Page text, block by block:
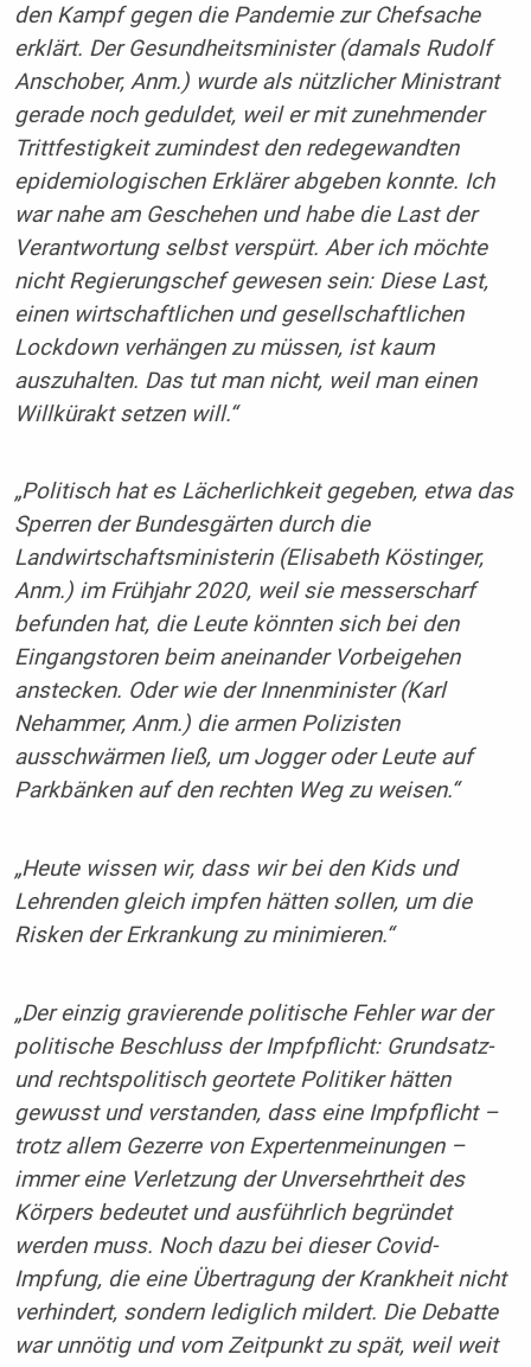
den Kampf gegen die Pandemie zur Chefsache
erklärt. Der Gesundheitsminister (damals Rudolf
Anschober, Anm.) wurde als nützlicher Ministrant
gerade noch geduldet, weil er mit zunehmender
Trittfestigkeit zumindest den redegewandten
epidemiologischen Erklärer abgeben konnte. Ich
war nahe am Geschehen und habe die Last der
Verantwortung selbst verspürt. Aber ich möchte
nicht Regierungschef gewesen sein: Diese Last,
einen wirtschaftlichen und gesellschaftlichen
Lockdown verhängen zu müssen, ist kaum
auszuhalten. Das tut man nicht, weil man einen
Willkürakt setzen will.“
„Politisch hat es Lächerlichkeit gegeben, etwa das
Sperren der Bundesgärten durch die
Landwirtschaftsministerin (Elisabeth Köstinger,
Anm.) im Frühjahr 2020, weil sie messerscharf
befunden hat, die Leute könnten sich bei den
Eingangstoren beim aneinander Vorbeigehen
anstecken. Oder wie der Innenminister (Karl
Nehammer, Anm.) die armen Polizisten
ausschwärmen ließ, um Jogger oder Leute auf
Parkbänken auf den rechten Weg zu weisen.“
„Heute wissen wir, dass wir bei den Kids und
Lehrenden gleich impfen hätten sollen, um die
Risken der Erkrankung zu minimieren.“
„Der einzig gravierende politische Fehler war der
politische Beschluss der Impfpflicht: Grundsatz-
und rechtspolitisch geortete Politiker hätten
gewusst und verstanden, dass eine Impfpflicht –
trotz allem Gezerre von Expertenmeinungen –
immer eine Verletzung der Unversehrtheit des
Körpers bedeutet und ausführlich begründet
werden muss. Noch dazu bei dieser Covid-
Impfung, die eine Übertragung der Krankheit nicht
verhindert, sondern lediglich mildert. Die Debatte
war unnötig und vom Zeitpunkt zu spät, weil weit